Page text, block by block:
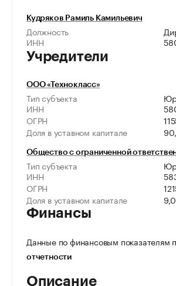
Кудряков Рамиль Камильевич
Должность
ИНН
Учредители
ООО «Технокласс»
Тип субъекта
ИНН
ОГРН
Доля в уставном капитале
Общество с ограниченной
Тип субъекта
ИНН
ОГРН
Доля в уставном капитале
Финансы
Данные по финансовым показателям
отчетности
Описание